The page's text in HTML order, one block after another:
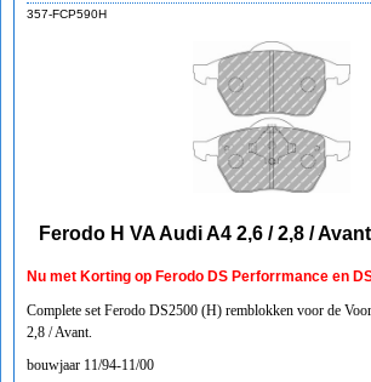
357-FCP590H
Ferodo H VA Audi A4 2,6 / 2,8 / Avant
Nu met Korting op Ferodo DS Perforrmance en
Complete set Ferodo DS2500 (H) remblokken voor de
2,8 / Avant.
bouwjaar 11/94-11/00